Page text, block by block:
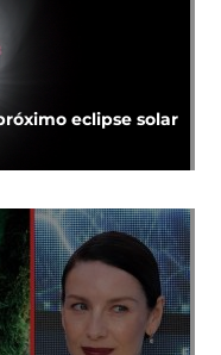
eclipse solar